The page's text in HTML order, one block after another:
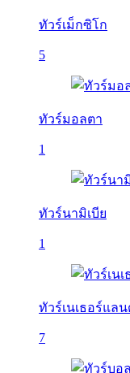
ทัวร์เม็กซิโก
5
ทัวร์มอลตา
1
ทัวร์นามิเบีย
1
ทัวร์เนเธอร์แล
7